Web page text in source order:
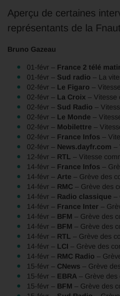
Aperçu de certaines
représentants de la
Bruno Gazeau
01-févr – France 2 télé
01-févr – Sud radio – La
02-févr – Le Figaro –
02-févr – La Croix – Vitesse
02-févr – Sud Radio –
02-févr – Le Monde –
02-févr – Mobilettre –
02-févr – France Infos –
02-févr – News.dayfr.com –
12-févr – RTL – Vitesse
14-févr – France Infos –
14-févr – Arte – Grève des
14-févr – RMC – Grève des
14-févr – Radio classique –
14-févr – France Inter –
14-févr – BFM – Grève des
14-févr – BFM – Grève des
14-févr – RTL – Grève des
14-févr – LCI – Grève des
14-févr – RMC Radio –
15-févr – CNews – Grève
15-févr – EBRA – Grève des
15-févr – BFM – Grève des